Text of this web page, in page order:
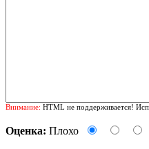
Внимание: HTML не поддерживается!
Оценка: Плохо